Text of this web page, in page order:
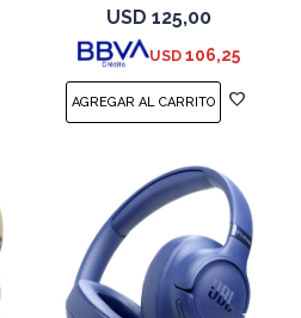
Micrófono
USD 125,00
USD 106,25